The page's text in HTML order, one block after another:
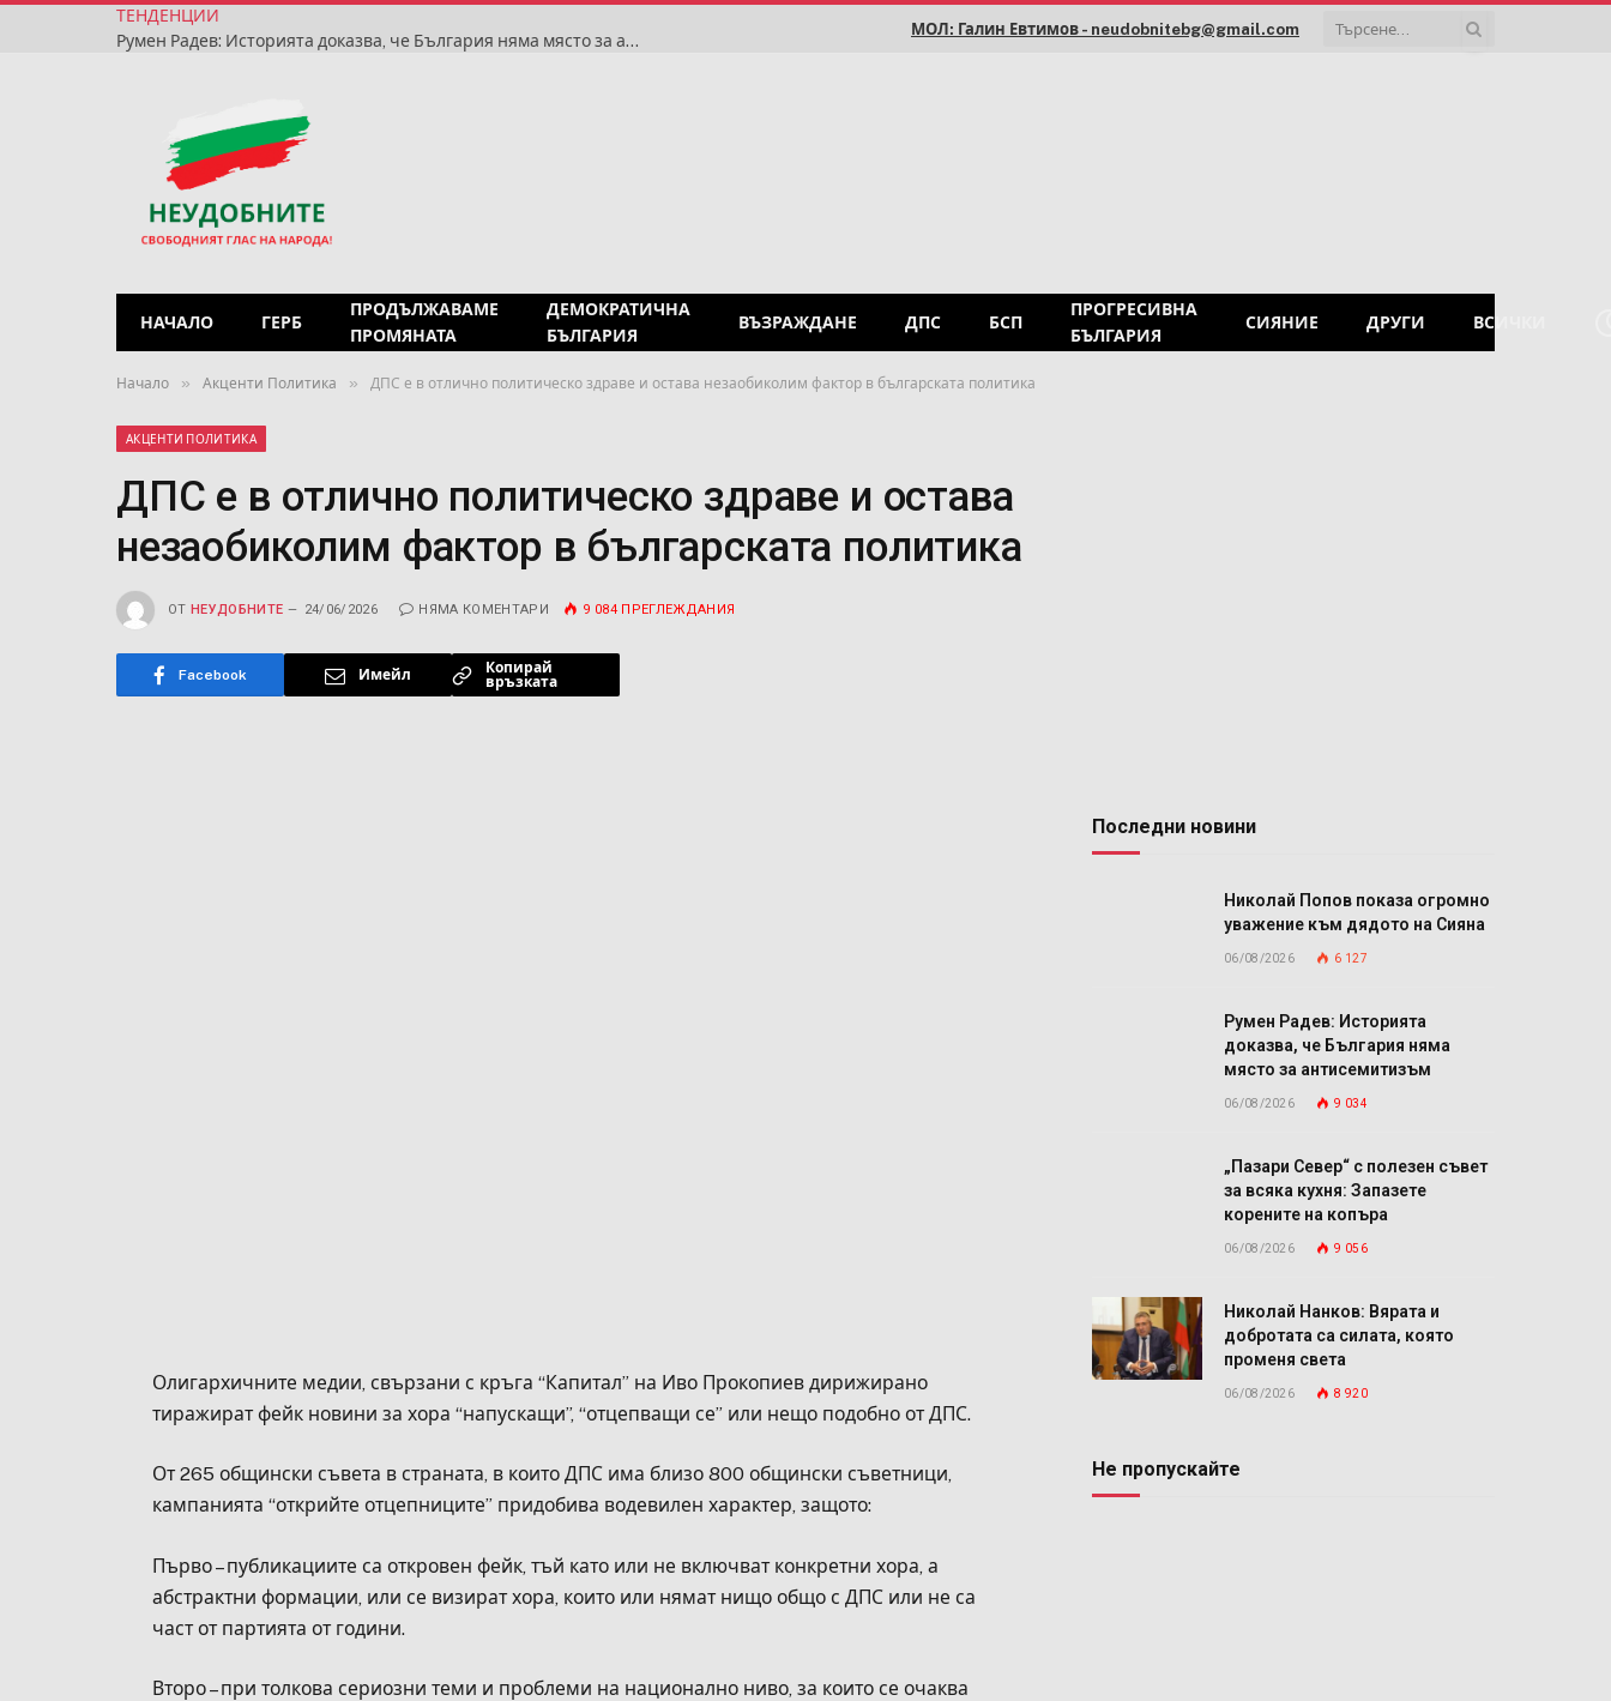
ТЕНДЕНЦИИ
Румен Радев: Историята доказва, че България няма място за антисемитизъм
МОЛ: Галин Евтимов - neudobnitebg@gmail.com
НАЧАЛО ГЕРБ
ПРОДЪЛЖАВАМЕ
ПРОМЯНАТА
ДЕМОКРАТИЧНА
БЪЛГАРИЯ
ВЪЗРАЖДАНЕ ДПС БСП
ПРОГРЕСИВНА
БЪЛГАРИЯ
СИЯНИЕ ДРУГИ ВСИЧКИ
Начало » Акценти Политика » ДПС е в отлично политическо здраве и остава незаобиколим фактор в българската политика
АКЦЕНТИ ПОЛИТИКА
ДПС е в отлично политическо здраве и остава
незаобиколим фактор в българската политика
ОТ НЕУДОБНИТЕ 24/06/2026 НЯМА КОМЕНТАРИ 9 084 ПРЕГЛЕЖДАНИЯ
Facebook Имейл
Копирай
връзката
Олигархичните медии, свързани с кръга “Капитал” на Иво Прокопиев дирижирано
тиражират фейк новини за хора “напускащи”, “отцепващи се” или нещо подобно от ДПС.
От 265 общински съвета в страната, в които ДПС има близо 800 общински съветници,
кампанията “открийте отцепниците” придобива водевилен характер, защото:
Първо – публикациите са откровен фейк, тъй като или не включват конкретни хора, а
абстрактни формации, или се визират хора, които или нямат нищо общо с ДПС или не са
част от партията от години.
Второ – при толкова сериозни теми и проблеми на национално ниво, за които се очаква
Последни новини
Николай Попов показа огромно
уважение към дядото на Сияна
06/08/2026 6 127
Румен Радев: Историята
доказва, че България няма
място за антисемитизъм
06/08/2026 9 034
„Пазари Север“ с полезен съвет
за всяка кухня: Запазете
корените на копъра
06/08/2026 9 056
Николай Нанков: Вярата и
добротата са силата, която
променя света
06/08/2026 8 920
Не пропускайте